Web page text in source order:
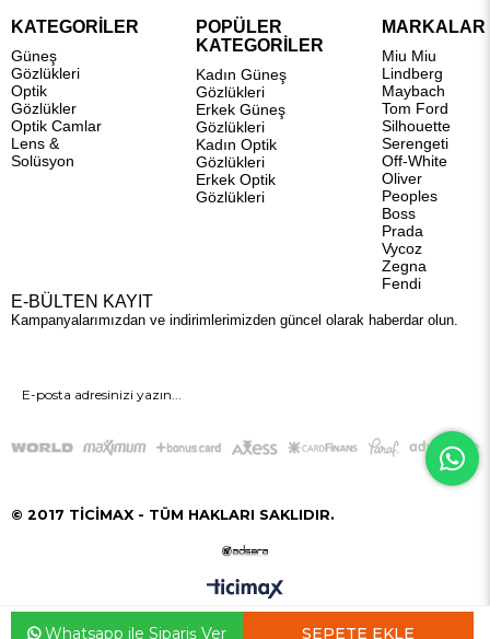
KATEGORİLER
Güneş
Gözlükleri
Optik
Gözlükler
Optik Camlar
Lens &
Solüsyon
POPÜLER
KATEGORİLER
Kadın Güneş
Gözlükleri
Erkek Güneş
Gözlükleri
Kadın Optik
Gözlükleri
Erkek Optik
Gözlükleri
MARKALAR
Miu Miu
Lindberg
Maybach
Tom Ford
Silhouette
Serengeti
Off-White
Oliver
Peoples
Boss
Prada
Vycoz
Zegna
Fendi
E-BÜLTEN KAYIT
Kampanyalarımızdan ve indirimlerimizden güncel olarak haberdar olun.
GÖNDER
© 2017 TİCİMAX - TÜM HAKLARI SAKLIDIR.
Whatsapp ile Sipariş Ver